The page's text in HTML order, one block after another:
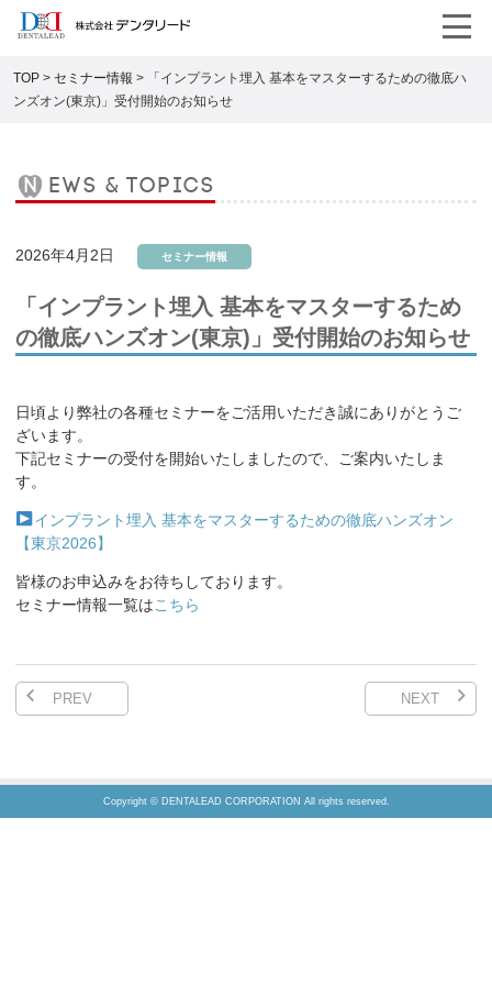
TOP> セミナー情報 >
「インプラント埋入 基本をマスターするための徹底ハ
ンズオン(東京)」受付開始のお知らせ
news & topics
2026年4月2日 セミナー情報
「インプラント埋入 基本をマスターするため
の徹底ハンズオン(東京)」受付開始のお知らせ
日頃より弊社の各種セミナーをご活用いただき誠にありがとうご
ざいます。
下記セミナーの受付を開始いたしましたので、ご案内いたしま
す。
インプラント埋入 基本をマスターするための徹底ハンズオン
【東京2026】
皆様のお申込みをお待ちしております。
セミナー情報一覧はこちら
PREV NEXT
Copyright © DENTALEAD CORPORATION All rights reserved.